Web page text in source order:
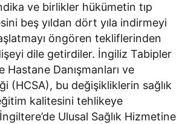
ve birlikler hükümetin tıp
beş yıldan dört yıla indirmeyi
öngören tekliflerinden
dile getirdiler. İngiliz Tabipler
Hastane Danışmanları ve
(HCSA), bu değişikliklerin sağlık
kalitesini tehlikeye
Ulusal Sağlık Hizmetine